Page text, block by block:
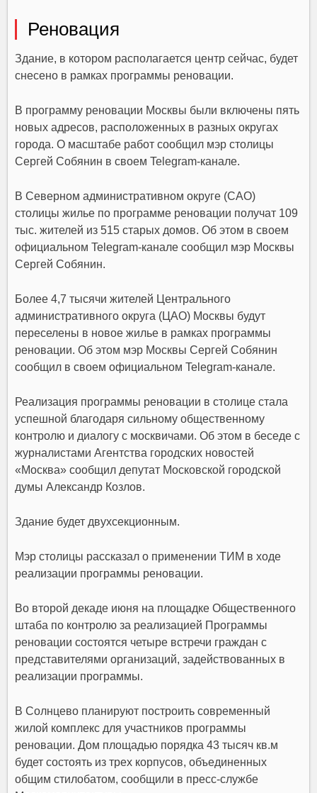
Реновация
Здание, в котором располагается центр сейчас, будет
снесено в рамках программы реновации.
В программу реновации Москвы были включены пять
новых адресов, расположенных в разных округах
города. О масштабе работ сообщил мэр столицы
Сергей Собянин в своем Telegram-канале.
В Северном административном округе (САО)
столицы жилье по программе реновации получат 109
тыс. жителей из 515 старых домов. Об этом в своем
официальном Telegram-канале сообщил мэр Москвы
Сергей Собянин.
Более 4,7 тысячи жителей Центрального
административного округа (ЦАО) Москвы будут
переселены в новое жилье в рамках программы
реновации. Об этом мэр Москвы Сергей Собянин
сообщил в своем официальном Telegram-канале.
Реализация программы реновации в столице стала
успешной благодаря сильному общественному
контролю и диалогу с москвичами. Об этом в беседе с
журналистами Агентства городских новостей
«Москва» сообщил депутат Московской городской
думы Александр Козлов.
Здание будет двухсекционным.
Мэр столицы рассказал о применении ТИМ в ходе
реализации программы реновации.
Во второй декаде июня на площадке Общественного
штаба по контролю за реализацией Программы
реновации состоятся четыре встречи граждан с
представителями организаций, задействованных в
реализации программы.
В Солнцево планируют построить современный
жилой комплекс для участников программы
реновации. Дом площадью порядка 43 тысяч кв.м
будет состоять из трех корпусов, объединенных
общим стилобатом, сообщили в пресс-службе